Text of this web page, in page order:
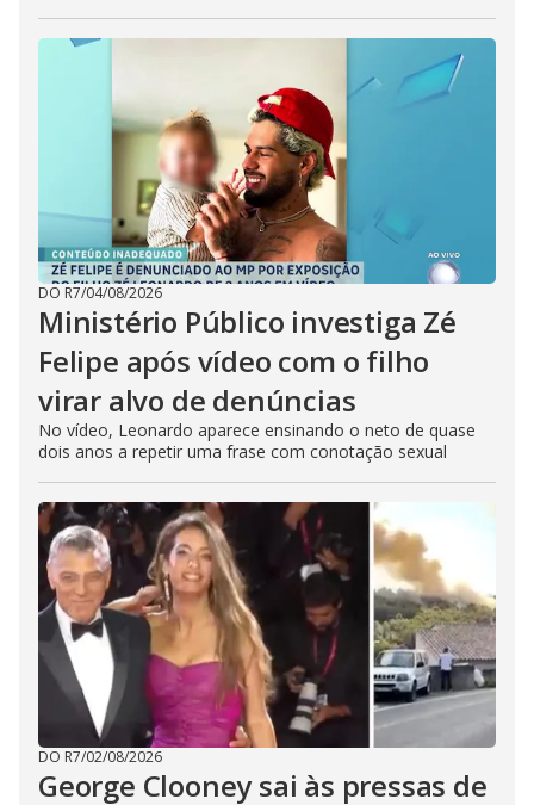
DO R7/04/08/2026
Ministério Público investiga Zé
Felipe após vídeo com o filho
virar alvo de denúncias
No vídeo, Leonardo aparece ensinando o neto de quase
dois anos a repetir uma frase com conotação sexual
DO R7/02/08/2026
George Clooney sai às pressas de